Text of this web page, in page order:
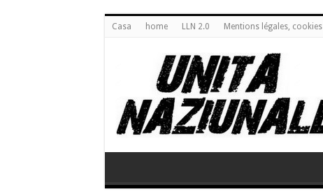
Casa home LLN 2.0 Mentions légales, cookies